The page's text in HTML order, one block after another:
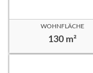
WOHNFLÄCHE
130 m²